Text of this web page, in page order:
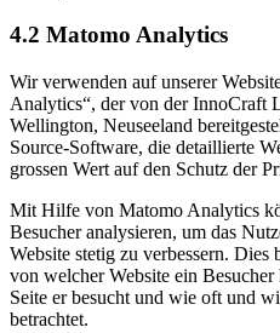
4.2 Matomo Analytics
Wir verwenden auf unserer
Analytics“, der von der InnoCraft
Wellington, Neuseeland
Source-Software, die detaillierte
grossen Wert auf den Schutz der
Mit Hilfe von Matomo Analytics
Besucher analysieren, um das
Website stetig zu verbessern.
von welcher Website ein
Seite er besucht und wie oft und
betrachtet.